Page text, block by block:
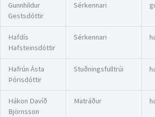
Gunnhildur
Gestsdóttir
Sérkennari
Hafdís
Hafsteinsdóttir
Sérkennari
Hafrún Ásta
Þórisdóttir
Stuðningsfulltrúi
Hákon Davíð
Björnsson
Matráður